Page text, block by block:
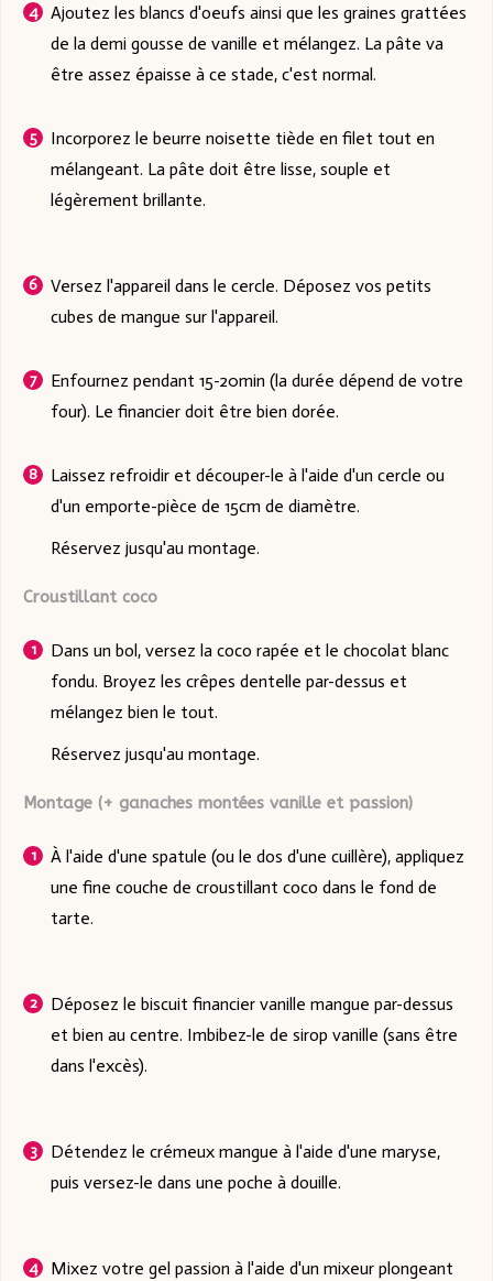
Ajoutez les blancs d'oeufs ainsi que les graines grattées
de la demi gousse de vanille et mélangez. La pâte va
être assez épaisse à ce stade, c'est normal.
Incorporez le beurre noisette tiède en filet tout en
mélangeant. La pâte doit être lisse, souple et
légèrement brillante.
Versez l'appareil dans le cercle. Déposez vos petits
cubes de mangue sur l'appareil.
Enfournez pendant 15-20min (la durée dépend de votre
four). Le financier doit être bien dorée.
Laissez refroidir et découper-le à l'aide d'un cercle ou
d'un emporte-pièce de 15cm de diamètre.
Réservez jusqu'au montage.
Croustillant coco
Dans un bol, versez la coco rapée et le chocolat blanc
fondu. Broyez les crêpes dentelle par-dessus et
mélangez bien le tout.
Réservez jusqu'au montage.
Montage (+ ganaches montées vanille et passion)
À l'aide d'une spatule (ou le dos d'une cuillère), appliquez
une fine couche de croustillant coco dans le fond de
tarte.
Déposez le biscuit financier vanille mangue par-dessus
et bien au centre. Imbibez-le de sirop vanille (sans être
dans l'excès).
Détendez le crémeux mangue à l'aide d'une maryse,
puis versez-le dans une poche à douille.
Mixez votre gel passion à l'aide d'un mixeur plongeant